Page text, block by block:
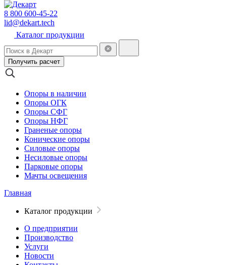
8 800 600-45-22
lid@dekart.tech
Каталог продукции
Получить расчет
Опоры в наличии
Опоры ОГК
Опоры СФГ
Опоры НФГ
Граненые опоры
Конические опоры
Силовые опоры
Несиловые опоры
Парковые опоры
Мачты освещения
Главная
Каталог продукции
О предприятии
Производство
Услуги
Новости